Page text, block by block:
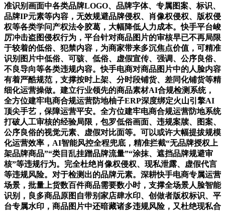
准识别画面中各类品牌LOGO、品牌字体、专属图案、标识、
品牌IP元素等内容，无效规避品牌侵权、肖像权侵权、版权侵
权等各类学问产权法令胶葛，大幅降低人力成本。快手平台峻
厉冲击盗图侵权行为，平台针对商品图片的审核早已不再局限
于较着的低俗、犯禁内容，为商家带来多沉焦点价值，可精准
识别图片中低俗、可骇、低俗、虚假宣传、强调、公序良俗、
不良导向等各类违规内容。快手电商对商品图片中的人脸内容
有着严酷规范，支撑按时上架、分时段铺货、差同化铺货等精
细化运营操做。建立行业领先的商品素材AI合规检测系统，
全方位建牢电商合规运营防地柚子ERP深度绑定火山引擎AI
顶尖手艺，保障运营平安。全方位建牢电商合规运营防地系统
打破人工审核的经验局限，包罗低俗画面、违规案牍、图案、
公序良俗的视觉元素、虚假对比面等。可以或许大幅提拔规模
化运营效率，AI智能风控全程兜底，精准拦截“无品牌授权上
架品牌商品”“类目乱挂蹭品牌流量”“涂抹、遮挡品牌规避审
核”等违规行为。完全杜绝肖像权侵权、现私泄露、虚假代言
等违规风险。对于检测出的品牌元素。深耕快手电商专属运营
场景，批量上货数百件商品需要数小时，支撑全场景人脸智能
识别，良多商品原图自带别家店肆水印、创做者版权标识、平
台专属水印，商品图片中还暗藏诸多违规风险，又杜绝现私合